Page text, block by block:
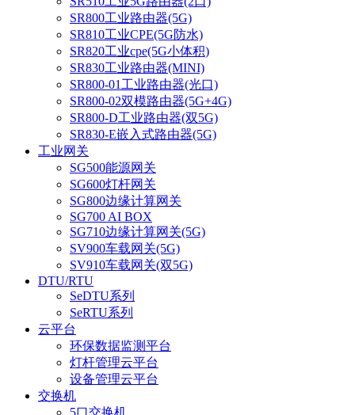
SR800工业路由器(5G)
SR810工业CPE(5G防水)
SR820工业cpe(5G小体积)
SR830工业路由器(MINI)
SR800-01工业路由器(光口)
SR800-02双模路由器(5G+4G)
SR800-D工业路由器(双5G)
SR830-E嵌入式路由器(5G)
工业网关
SG500能源网关
SG600灯杆网关
SG800边缘计算网关
SG700 AI BOX
SG710边缘计算网关(5G)
SV900车载网关(5G)
SV910车载网关(双5G)
DTU/RTU
SeDTU系列
SeRTU系列
云平台
环保数据监测平台
灯杆管理云平台
设备管理云平台
交换机
5口交换机